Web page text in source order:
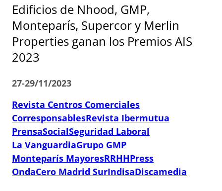
Edificios de Nhood, GMP,
Monteparís, Supercor y Merlin
Properties ganan los Premios AIS
2023
27-29/11/2023
Revista Centros Comerciales
CorresponsablesRevista Ibermutua
PrensaSocialSeguridad Laboral
La VanguardiaGrupo GMP
Monteparís MayoresRRHHPress
OndaCero Madrid SurIndisaDiscamedia